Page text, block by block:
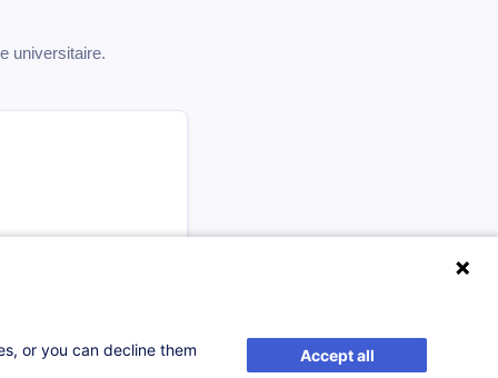
universitaire.
or you can decline them Accept all